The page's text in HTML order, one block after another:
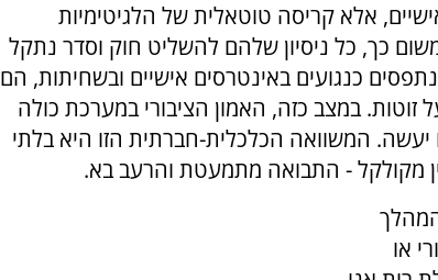
אלא קריסה טוטאלית של הלגיטימיות
כך, כל ניסיון שלהם להשליט חוק וסדר נתקל
כנגועים באינטרסים אישיים ובשחיתות, הם
במצב כזה, האמון הציבורי במערכת כולה
המשוואה הכלכלית-חברתית הזו היא בלתי
מקולקל - התבואה מתמעטת והרעב בא.
או